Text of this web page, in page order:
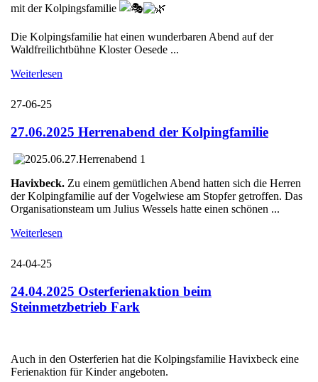
mit der Kolpingsfamilie
Die Kolpingsfamilie hat einen wunderbaren Abend auf der
Waldfreilichtbühne Kloster Oesede ...
Weiterlesen
27-06-25
27.06.2025 Herrenabend der Kolpingfamilie
Havixbeck. Zu einem gemütlichen Abend hatten sich die Herren
der Kolpingfamilie auf der Vogelwiese am Stopfer getroffen. Das
Organisationsteam um Julius Wessels hatte einen schönen ...
Weiterlesen
24-04-25
24.04.2025 Osterferienaktion beim
Steinmetzbetrieb Fark
Auch in den Osterferien hat die Kolpingsfamilie Havixbeck eine
Ferienaktion für Kinder angeboten.